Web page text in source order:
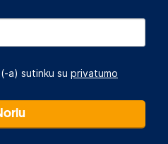
a) sutinku su privatumo